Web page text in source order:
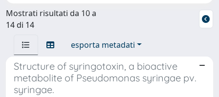
Mostrati risultati da 10 a
14 di 14
esporta metadati
Structure of syringotoxin, a bioactive
metabolite of Pseudomonas syringae pv.
syringae.